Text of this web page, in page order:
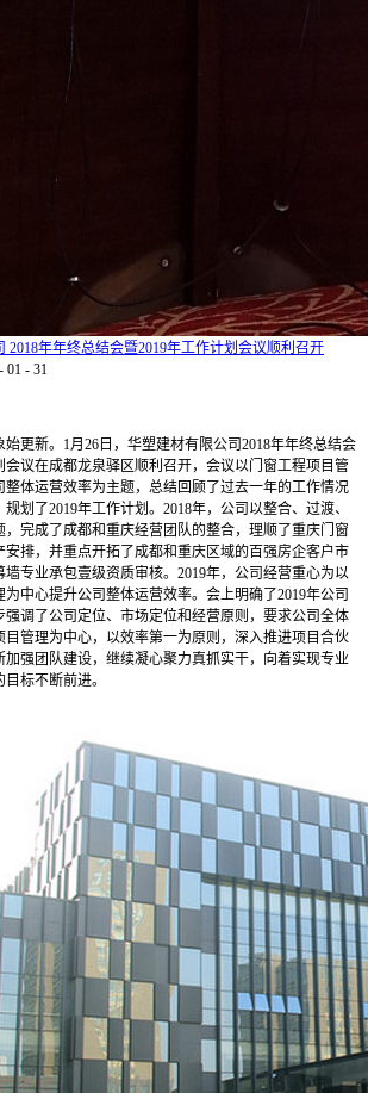
2018年年终总结会暨2019年工作计划会议顺利召开
- 01 - 31
更新。1月26日，华塑建材有限公司2018年年终总结会
会议在成都龙泉驿区顺利召开，会议以门窗工程项目管
整体运营效率为主题，总结回顾了过去一年的工作情况
划了2019年工作计划。2018年，公司以整合、过渡、
，完成了成都和重庆经营团队的整合，理顺了重庆门窗
安排，并重点开拓了成都和重庆区域的百强房企客户市
墙专业承包壹级资质审核。2019年，公司经营重心为以
为中心提升公司整体运营效率。会上明确了2019年公司
强调了公司定位、市场定位和经营原则，要求公司全体
目管理为中心，以效率第一为原则，深入推进项目合伙
加强团队建设，继续凝心聚力真抓实干，向着实现专业
标不断前进。